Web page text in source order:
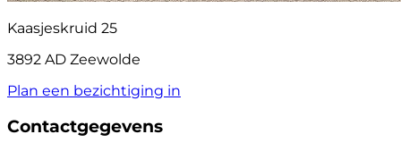
Kaasjeskruid 25
3892 AD Zeewolde
Plan een bezichtiging in
Contactgegevens